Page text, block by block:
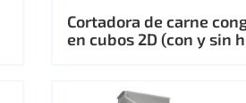
Cortadora de carne
en cubos 2D (con y sin